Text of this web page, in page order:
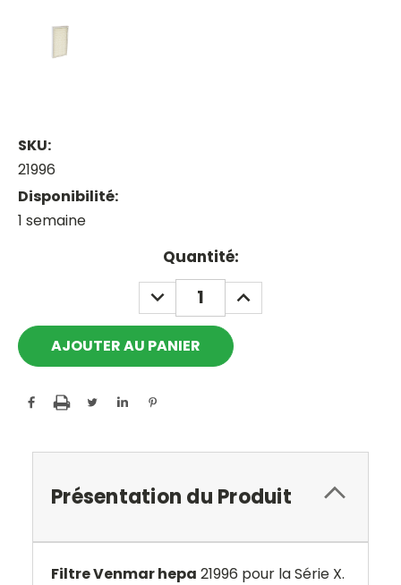
SKU:
21996
Disponibilité:
1 semaine
Quantité:
DECREASE
QUANTITY:
INCREASE
QUANTITY:
Présentation du Produit
Filtre Venmar hepa 21996 pour la Série X.